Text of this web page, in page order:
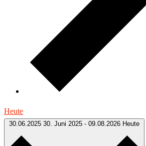
Heute
30.06.2025 30. Juni 2025 - 09.08.2026 Heute